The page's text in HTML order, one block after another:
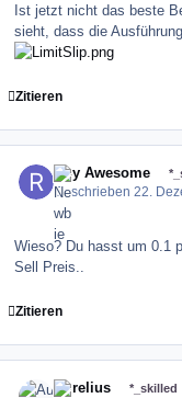
Ist jetzt nicht das beste
sieht, dass die
Zitieren
Roy Awesome
Geschrieben22.
Wieso? Du hasst um 0.1
Sell Preis..
Zitieren
Aurelius *_skilled